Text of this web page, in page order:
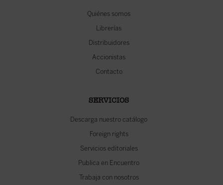
Quiénes somos
Librerías
Distribuidores
Accionistas
Contacto
SERVICIOS
Descarga nuestro catálogo
Foreign rights
Servicios editoriales
Publica en Encuentro
Trabaja con nosotros